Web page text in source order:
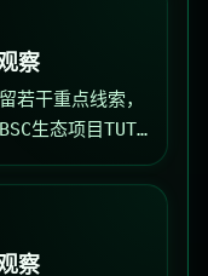
察
若干重点线索，
生态项目TUT
跌44%，合约爆
9 日，BSC
察